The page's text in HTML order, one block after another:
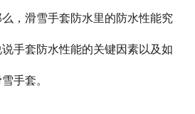
在线留言
联系我们
，滑雪手套防水里的防水性能究
手套防水性能的关键因素以及如
手套。